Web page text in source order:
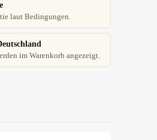
laut Bedingungen.
im Warenkorb angezeigt.